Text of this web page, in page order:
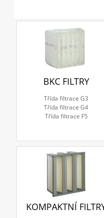
BKC FILTRY
Třída filtrace G3
Třída filtrace G4
Třída filtrace F5
KOMPAKTNÍ